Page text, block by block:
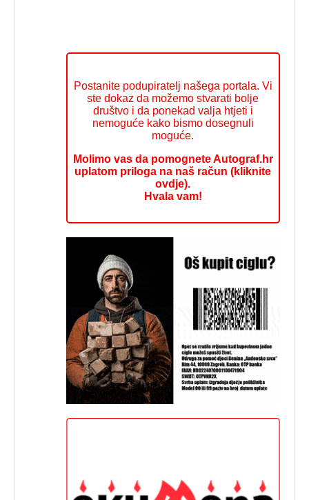
Postanite podupiratelj našega portala. Vi
ste dokaz da možemo stvarati bolje
društvo i da ponekad valja htjeti i
nemoguće kako bismo dosegnuli
moguće.
Molimo vas da pomognete Autograf.hr
uplatom priloga na naš račun (kliknite
ovdje).
Hvala vam!